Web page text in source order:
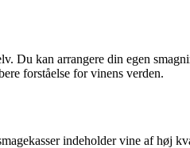
Du kan arrangere din egen
forståelse for vinens verden.
indeholder vine af høj